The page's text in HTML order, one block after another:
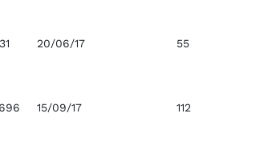
20/06/17 55
15/09/17 112